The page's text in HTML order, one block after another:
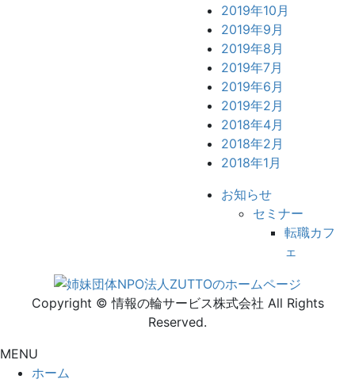
2019年10月
2019年9月
2019年8月
2019年7月
2019年6月
2019年2月
2018年4月
2018年2月
2018年1月
お知らせ
セミナー
転職カフ
ェ
Copyright © 情報の輪サービス株式会社 All Rights
Reserved.
MENU
ホーム